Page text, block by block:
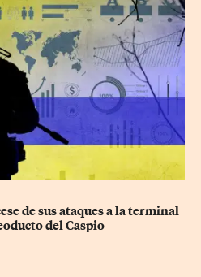
de sus ataques a la terminal
del Caspio